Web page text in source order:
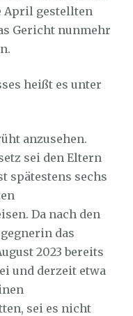
April gestellten
Gericht nunmehr
heißt es unter
anzusehen.
sei den Eltern
spätestens sechs
Da nach den
das
2023 bereits
und derzeit etwa
sei es nicht